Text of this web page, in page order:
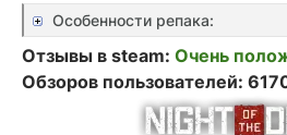
Особенности репака:
Отзывы в steam: Очень
Обзоров пользователей: